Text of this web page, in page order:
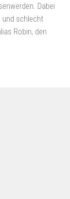
Dabei
und schlecht
Robin, den